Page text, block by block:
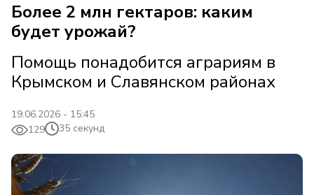
Более 2 млн гектаров: каким
будет урожай?
Помощь понадобится аграриям в
Крымском и Славянском районах
19.06.2026 - 15:45
129
35 секунд